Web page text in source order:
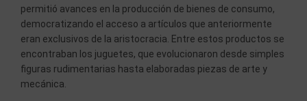
permitió avances en la producción de bienes de consumo,
democratizando el acceso a artículos que anteriormente
eran exclusivos de la aristocracia. Entre estos productos se
encontraban los juguetes, que evolucionaron desde simples
figuras rudimentarias hasta elaboradas piezas de arte y
mecánica.